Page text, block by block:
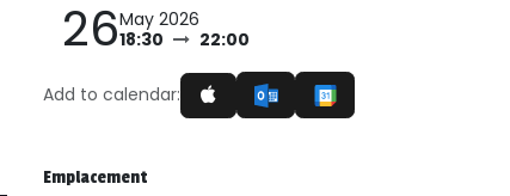
26May 2026
18:30
22:00
Add to calendar:
Emplacement